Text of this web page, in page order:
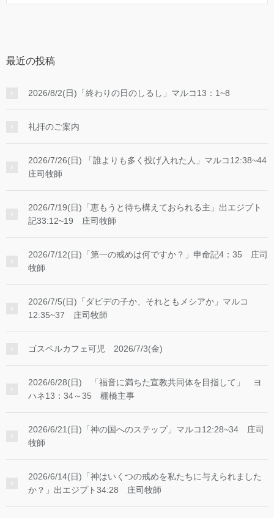
最近の投稿
2026/8/2(日)「終わりの日のしるし」マルコ13：1~8
礼拝のご案内
2026/7/26(日) 「誰よりも多く投げ入れた人」マルコ12:38~44
庄司牧師
2026/7/19(日)「恵もうと待ち構えておられる主」出エジプト
記33:12~19 庄司牧師
2026/7/12(日)「第一の戒めは何ですか？」申命記4：35 庄司
牧師
2026/7/5(日)「ダビデの子か、それともメシアか」マルコ
12:35~37 庄司牧師
ゴスペルカフェ可児 2026/7/3(金)
2026/6/28(日) 「福音に満ちた宣教共同体を目指して」 ヨ
ハネ13：34～35 棚橋主事
2026/6/21(日)「神の国へのステップ」マルコ12:28~34 庄司
牧師
2026/6/14(日)「神はいくつの戒めを私たちに与えられました
か？」出エジプト34:28 庄司牧師